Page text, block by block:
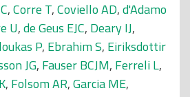
,Corre T,Coviello AD,d'Adamo
U,de Geus EJC, Deary IJ,
P, Ebrahim S, Eiriksdottir
JG, Fauser BCJM, Ferreli L,
, Folsom AR,Garcia ME,